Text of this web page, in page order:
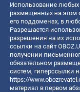
Использование любых
размещенных на этом
его поддоменах, в
Разрешается
разрешения на их
ссылки на сайт
получении
обязательном
систем, гиперссылки
https://
материал в первом